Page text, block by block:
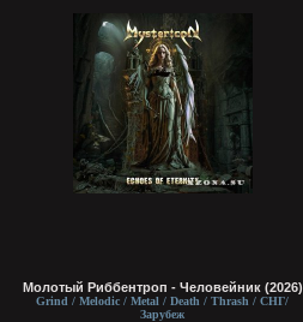
Молотый Риббентроп - Человейник (2026)
Grind / Melodic / Metal / Death / Thrash / СНГ/
Зарубеж